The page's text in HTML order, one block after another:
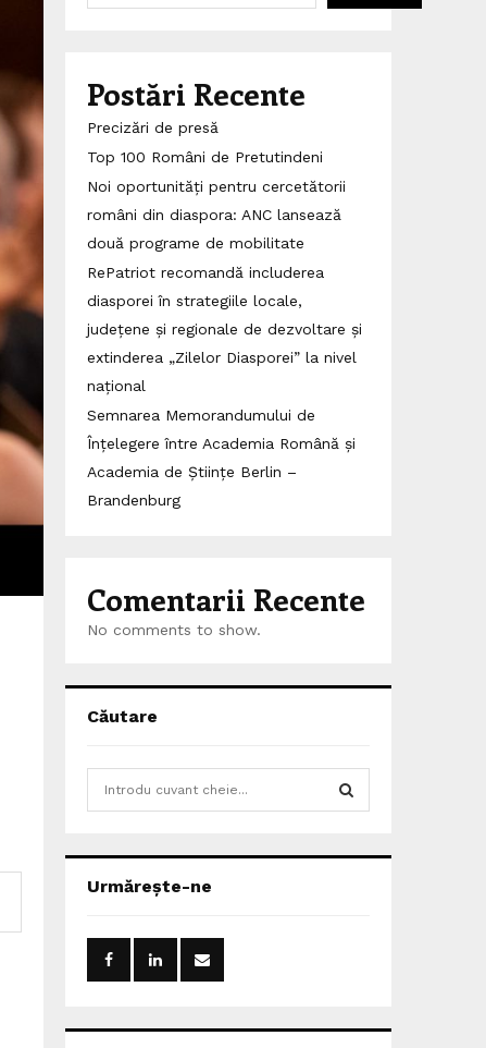
Postări Recente
Precizări de presă
Top 100 Români de Pretutindeni
Noi oportunități pentru cercetătorii
români din diaspora: ANC lansează
două programe de mobilitate
RePatriot recomandă includerea
diasporei în strategiile locale,
județene și regionale de dezvoltare și
extinderea „Zilelor Diasporei” la nivel
național
Semnarea Memorandumului de
Înțelegere între Academia Română și
Academia de Științe Berlin –
Brandenburg
Comentarii Recente
No comments to show.
Căutare
h
o
:
Urmărește-ne